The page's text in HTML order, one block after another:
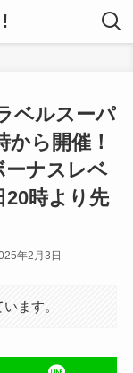
ベルスーパ
から開催！
ーナスレベ
20時より先
年2月3日
ます。